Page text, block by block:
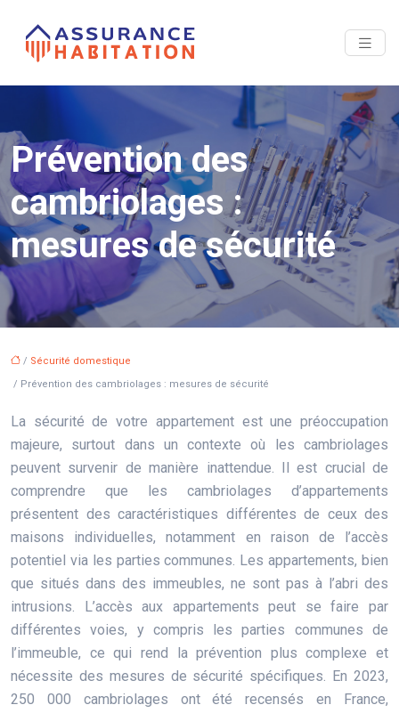
Prévention des
cambriolages :
mesures de sécurité
/ Sécurité domestique
/ Prévention des cambriolages : mesures de sécurité
La sécurité de votre appartement est une préoccupation
majeure, surtout dans un contexte où les cambriolages
peuvent survenir de manière inattendue. Il est crucial de
comprendre que les cambriolages d’appartements
présentent des caractéristiques différentes de ceux des
maisons individuelles, notamment en raison de l’accès
potentiel via les parties communes. Les appartements, bien
que situés dans des immeubles, ne sont pas à l’abri des
intrusions. L’accès aux appartements peut se faire par
différentes voies, y compris les parties communes de
l’immeuble, ce qui rend la prévention plus complexe et
nécessite des mesures de sécurité spécifiques. En 2023,
250 000 cambriolages ont été recensés en France,